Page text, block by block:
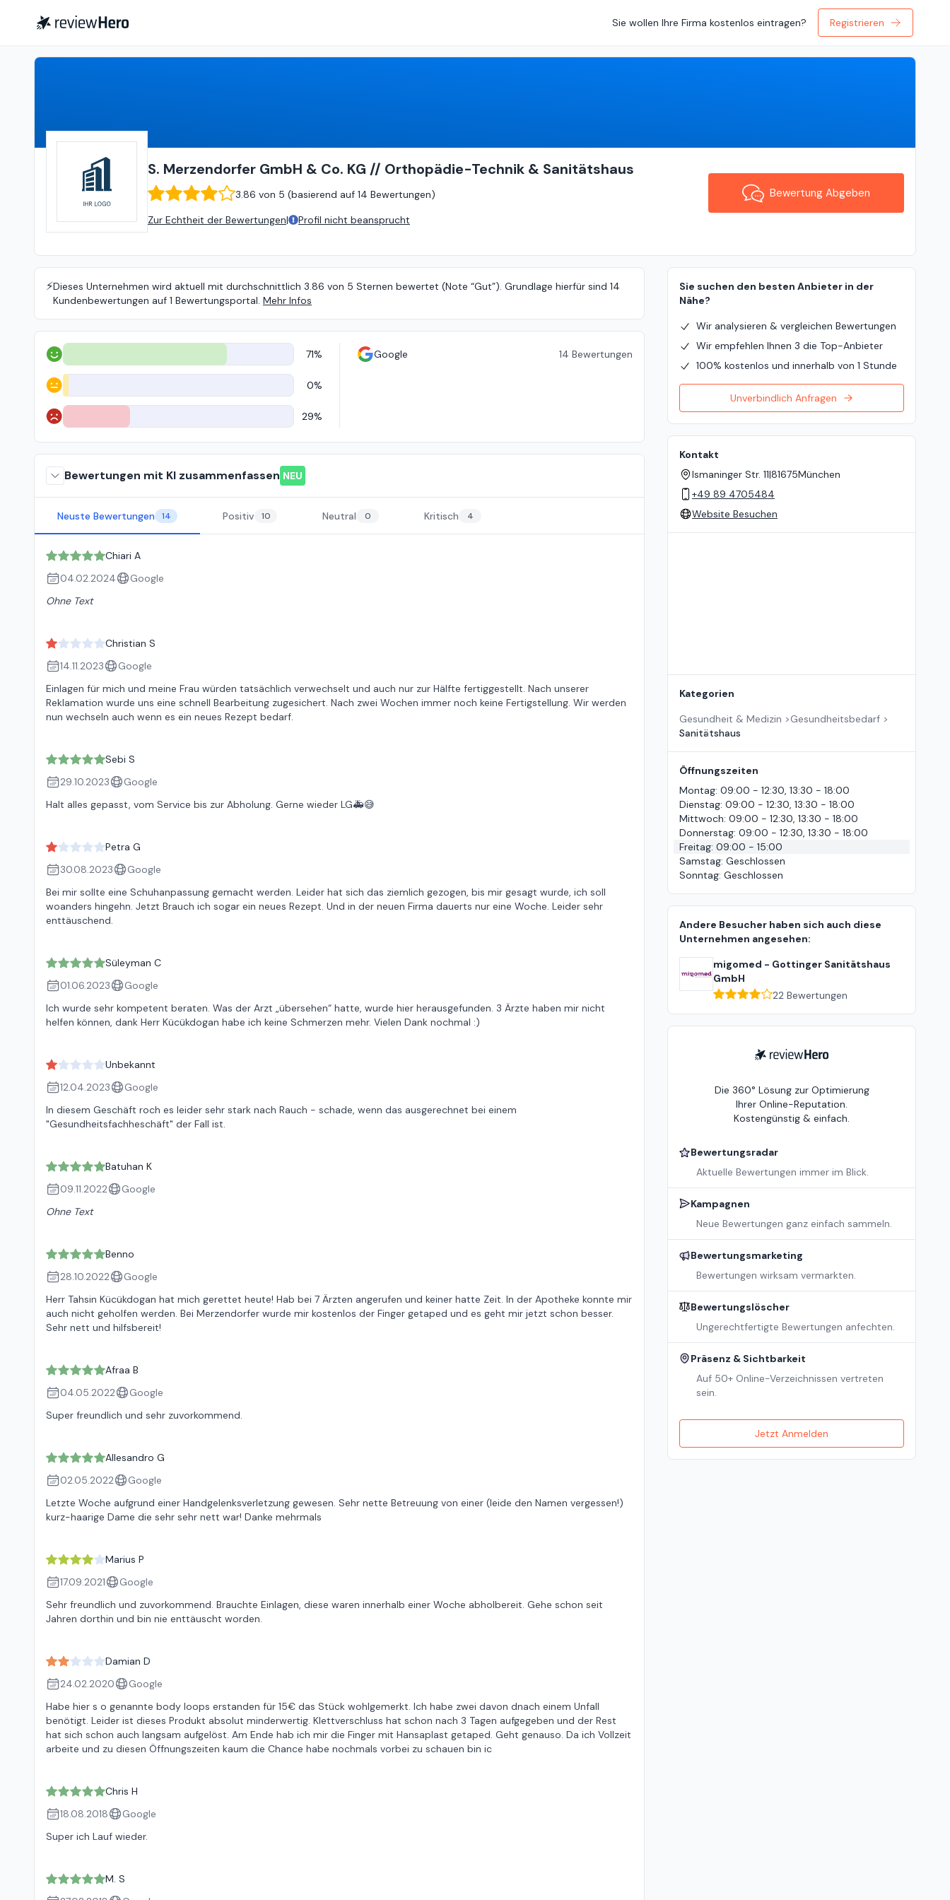
Sie wollen Ihre Firma kostenlos eintragen? Registrieren
S. Merzendorfer GmbH & Co. KG // Orthopädie-Technik & Sanitätshaus
3.86 von 5 (basierend auf 14 Bewertungen)
Zur Echtheit der Bewertungen| Profil nicht beansprucht
Bewertung Abgeben
⚡️Dieses Unternehmen wird aktuell mit durchschnittlich 3.86 von 5 Sternen bewertet (Note “Gut”). Grundlage hierfür sind 14
Kundenbewertungen auf 1 Bewertungsportal. Mehr Infos
Positiv 71%
Neutral 0%
Negativ 29%
Google 14 Bewertungen
Bewertungen mit KI zusammenfassen NEU
Neuste Bewertungen 14 Positiv 10 Neutral 0 Kritisch 4
Chiari A
04.02.2024
Google
Ohne Text
Christian S
14.11.2023
Google
Einlagen für mich und meine Frau würden tatsächlich verwechselt und auch nur zur Hälfte fertiggestellt. Nach unserer
Reklamation wurde uns eine schnell Bearbeitung zugesichert. Nach zwei Wochen immer noch keine Fertigstellung. Wir werden
nun wechseln auch wenn es ein neues Rezept bedarf.
Sebi S
29.10.2023
Google
Halt alles gepasst, vom Service bis zur Abholung. Gerne wieder LG🚑😅
Petra G
30.08.2023
Google
Bei mir sollte eine Schuhanpassung gemacht werden. Leider hat sich das ziemlich gezogen, bis mir gesagt wurde, ich soll
woanders hingehn. Jetzt Brauch ich sogar ein neues Rezept. Und in der neuen Firma dauerts nur eine Woche. Leider sehr
enttäuschend.
Süleyman C
01.06.2023
Google
Ich wurde sehr kompetent beraten. Was der Arzt „übersehen“ hatte, wurde hier herausgefunden. 3 Ärzte haben mir nicht
helfen können, dank Herr Kücükdogan habe ich keine Schmerzen mehr. Vielen Dank nochmal :)
Unbekannt
12.04.2023
Google
In diesem Geschäft roch es leider sehr stark nach Rauch - schade, wenn das ausgerechnet bei einem
"Gesundheitsfachheschäft" der Fall ist.
Batuhan K
09.11.2022
Google
Ohne Text
Benno
28.10.2022
Google
Herr Tahsin Kücükdogan hat mich gerettet heute! Hab bei 7 Ärzten angerufen und keiner hatte Zeit. In der Apotheke konnte mir
auch nicht geholfen werden. Bei Merzendorfer wurde mir kostenlos der Finger getaped und es geht mir jetzt schon besser.
Sehr nett und hilfsbereit!
Afraa B
04.05.2022
Google
Super freundlich und sehr zuvorkommend.
Allesandro G
02.05.2022
Google
Letzte Woche aufgrund einer Handgelenksverletzung gewesen. Sehr nette Betreuung von einer (leide den Namen vergessen!)
kurz-haarige Dame die sehr sehr nett war! Danke mehrmals
Marius P
17.09.2021
Google
Sehr freundlich und zuvorkommend. Brauchte Einlagen, diese waren innerhalb einer Woche abholbereit. Gehe schon seit
Jahren dorthin und bin nie enttäuscht worden.
Damian D
24.02.2020
Google
Habe hier s o genannte body loops erstanden für 15€ das Stück wohlgemerkt. Ich habe zwei davon dnach einem Unfall
benötigt. Leider ist dieses Produkt absolut minderwertig. Klettverschluss hat schon nach 3 Tagen aufgegeben und der Rest
hat sich schon auch langsam aufgelöst. Am Ende hab ich mir die Finger mit Hansaplast getaped. Geht genauso. Da ich Vollzeit
arbeite und zu diesen Öffnungszeiten kaum die Chance habe nochmals vorbei zu schauen bin ic
Chris H
18.08.2018
Google
Super ich Lauf wieder.
M. S
Sie suchen den besten Anbieter in der
Nähe?
Wir analysieren & vergleichen Bewertungen
Wir empfehlen Ihnen 3 die Top-Anbieter
100% kostenlos und innerhalb von 1 Stunde
Unverbindlich Anfragen
Kontakt
Ismaninger Str. 11|81675München
+49 89 4705484
Website Besuchen
Kategorien
Gesundheit & Medizin >Gesundheitsbedarf >
Sanitätshaus
Öffnungszeiten
Montag: 09:00 - 12:30, 13:30 - 18:00
Dienstag: 09:00 - 12:30, 13:30 - 18:00
Mittwoch: 09:00 - 12:30, 13:30 - 18:00
Donnerstag: 09:00 - 12:30, 13:30 - 18:00
Freitag: 09:00 - 15:00
Samstag: Geschlossen
Sonntag: Geschlossen
Andere Besucher haben sich auch diese
Unternehmen angesehen:
migomed - Gottinger Sanitätshaus
GmbH
22 Bewertungen
ReviewHero
Die 360° Lösung zur Optimierung
Ihrer Online-Reputation.
Kostengünstig & einfach.
Bewertungsradar
Aktuelle Bewertungen immer im Blick.
Kampagnen
Neue Bewertungen ganz einfach sammeln.
Bewertungsmarketing
Bewertungen wirksam vermarkten.
Bewertungslöscher
Ungerechtfertigte Bewertungen anfechten.
Präsenz & Sichtbarkeit
Auf 50+ Online-Verzeichnissen vertreten
sein.
Jetzt Anmelden